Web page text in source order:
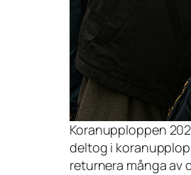
Koranupploppen
deltog i
returnera många av